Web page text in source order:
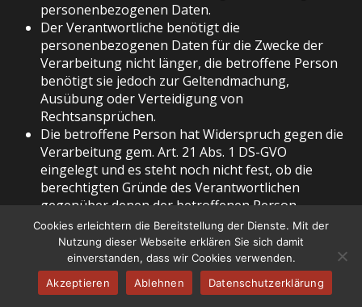
personenbezogenen Daten.
Der Verantwortliche benötigt die
personenbezogenen Daten für die Zwecke der
Verarbeitung nicht länger, die betroffene Person
benötigt sie jedoch zur Geltendmachung,
Ausübung oder Verteidigung von
Rechtsansprüchen.
Die betroffene Person hat Widerspruch gegen die
Verarbeitung gem. Art. 21 Abs. 1 DS-GVO
eingelegt und es steht noch nicht fest, ob die
berechtigten Gründe des Verantwortlichen
gegenüber denen der betroffenen Person
überwiegen.
Sofern eine der oben genannten Voraussetzungen
gegeben ist und eine betroffene Person die
Einschränkung von personenbezogenen Daten, die bei
Cookies erleichtern die Bereitstellung der Dienste. Mit der
Nutzung dieser Webseite erklären Sie sich damit
einverstanden, dass wir Cookies verwenden.
Akzeptieren
Ablehnen Datenschutzerklärung